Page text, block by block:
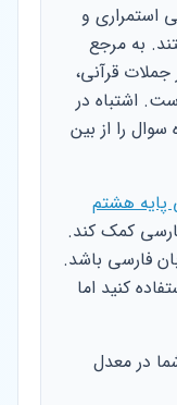
استمراری و
به مرجع
قرآنی،
اشتباه در
را از بین
پایه هشتم
کمک کند.
فارسی باشد.
کنید اما
در معدل